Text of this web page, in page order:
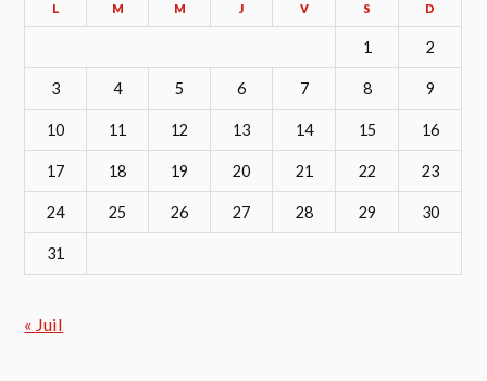
L M M J V S D
1 2
3 4 5 6 7 8 9
10 11 12 13 14 15 16
17 18 19 20 21 22 23
24 25 26 27 28 29 30
31
« Juil